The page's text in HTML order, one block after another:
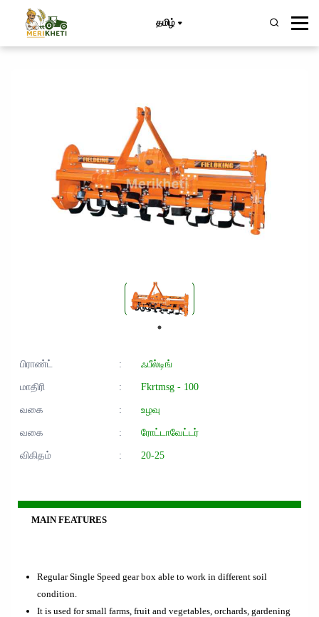
தமிழ்
பிராண்ட் :
ஃபீல்டிங்
மாதிரி
:
Fkrtmsg - 100
வகை
:
உழவு
வகை
:
ரோட்டாவேட்டர்
விகிதம்
: 20-25
MAIN FEATURES
Regular Single Speed gear box able to work in different soil
condition.
It is used for small farms, fruit and vegetables, orchards, gardening